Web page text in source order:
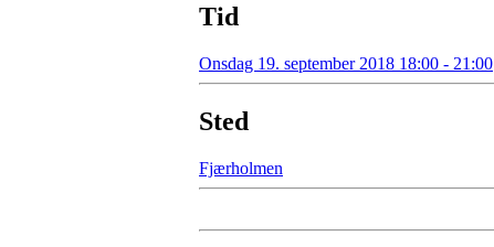
Tid
Onsdag 19. september 2018 18:00 - 21:00
Sted
Fjærholmen